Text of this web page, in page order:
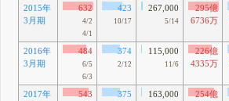
2015年
3月期
632
4/2
4/1
423
10/17
267,000
5/14
295億
6736万
2016年
3月期
484
6/5
6/3
374
2/12
115,000
11/6
226億
4335万
2017年
543 375 163,000
254億